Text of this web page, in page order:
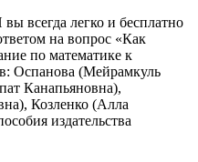
всегда легко и бесплатно
на вопрос «Как
по математике к
Оспанова (Мейрамкуль
Канапьяновна),
Козленко (Алла
издательства